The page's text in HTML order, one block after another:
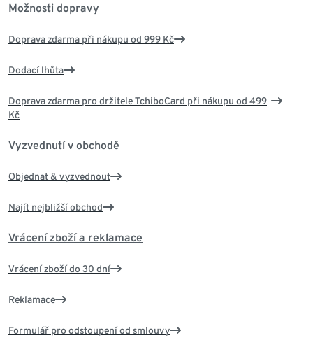
Možnosti dopravy
Doprava zdarma při nákupu od 999 Kč
Dodací lhůta
Doprava zdarma pro držitele TchiboCard při nákupu od 499
Kč
Vyzvednutí v obchodě
Objednat & vyzvednout
Najít nejbližší obchod
Vrácení zboží a reklamace
Vrácení zboží do 30 dní
Reklamace
Formulář pro odstoupení od smlouvy